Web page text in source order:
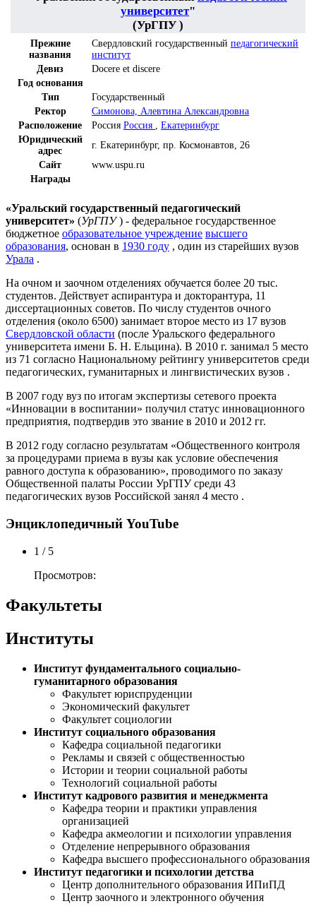
университет"
(УрГПУ )
Прежние
названия
Свердловский государственный педагогический
институт
Девиз
Docere et discere
Год основания
Тип
Государственный
Ректор
Симонова, Алевтина Александровна
Расположение
Россия Россия , Екатеринбург
Юридический
адрес
г. Екатеринбург, пр. Космонавтов, 26
Сайт
www.uspu.ru
Награды
«Уральский государственный педагогический
университет» (УрГПУ) - федеральное государственное
бюджетное образовательное учреждение высшего
образования, основан в 1930 году , один из старейших вузов
Урала .
На очном и заочном отделениях обучается более 20 тыс.
студентов. Действует аспирантура и докторантура, 11
диссертационных советов. По числу студентов очного
отделения (около 6500) занимает второе место из 17 вузов
Свердловской области (после Уральского федерального
университета имени Б. Н. Ельцина). В 2010 г. занимал 5 место
из 71 согласно Национальному рейтингу университетов среди
педагогических, гуманитарных и лингвистических вузов .
В 2007 году вуз по итогам экспертизы сетевого проекта
«Инновации в воспитании» получил статус инновационного
предприятия, подтвердив это звание в 2010 и 2012 гг.
В 2012 году согласно результатам «Общественного контроля
за процедурами приема в вузы как условие обеспечения
равного доступа к образованию», проводимого по заказу
Общественной палаты России УрГПУ среди 43
педагогических вузов Российской занял 4 место .
Энциклопедичный YouTube
1 / 5
Просмотров:
Факультеты
Институты
Институт фундаментального социально-
гуманитарного образования
Факультет юриспруденции
Экономический факультет
Факультет социологии
Институт социального образования
Кафедра социальной педагогики
Рекламы и связей с общественностью
Истории и теории социальной работы
Технологий социальной работы
Институт кадрового развития и менеджмента
Кафедра теории и практики управления
организацией
Кафедра акмеологии и психологии управления
Отделение непрерывного образования
Кафедра высшего профессионального образования
Институт педагогики и психологии детства
Центр дополнительного образования ИПиПД
Центр заочного и электронного обучения